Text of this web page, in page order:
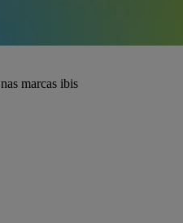
nas marcas ibis